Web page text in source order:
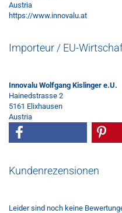
Austria
https://www.innovalu.at
Importeur / EU-
Innovalu Wolfgang Kislinger e.U.
Hainedstrasse 2
5161 Elixhausen
Austria
Kundenrezensionen
Leider sind noch keine